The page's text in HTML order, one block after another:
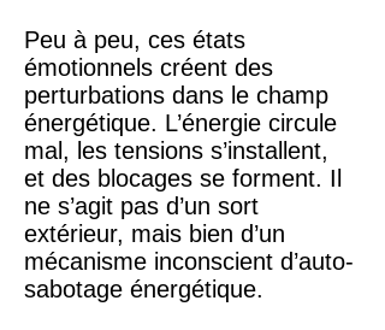
Peu à peu, ces états
émotionnels créent des
perturbations dans le champ
énergétique. L’énergie circule
mal, les tensions s’installent,
et des blocages se forment. Il
ne s’agit pas d’un sort
extérieur, mais bien d’un
mécanisme inconscient d’auto-
sabotage énergétique.